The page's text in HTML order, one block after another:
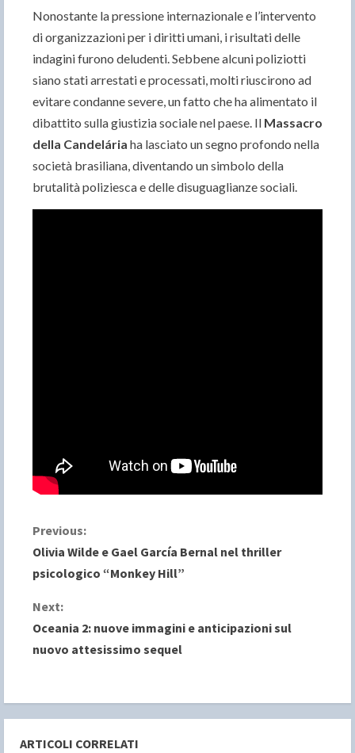
Nonostante la pressione internazionale e l’intervento
di organizzazioni per i diritti umani, i risultati delle
indagini furono deludenti. Sebbene alcuni poliziotti
siano stati arrestati e processati, molti riuscirono ad
evitare condanne severe, un fatto che ha alimentato il
dibattito sulla giustizia sociale nel paese. Il Massacro
della Candelária ha lasciato un segno profondo nella
società brasiliana, diventando un simbolo della
brutalità poliziesca e delle disuguaglianze sociali.
C
o
n
t
n
u
Previous:
Olivia Wilde e Gael García Bernal nel thriller
psicologico “Monkey Hill”
Next:
Oceania 2: nuove immagini e anticipazioni sul
nuovo attesissimo sequel
ARTICOLI CORRELATI